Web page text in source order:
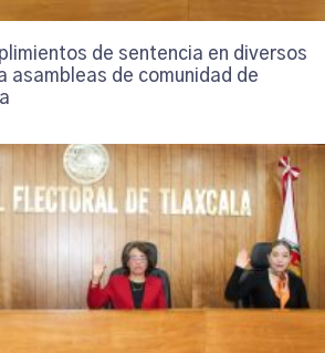
de sentencia en diversos
asambleas de comunidad de